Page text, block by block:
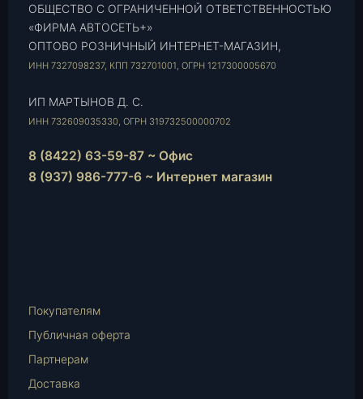
ОБЩЕСТВО С ОГРАНИЧЕННОЙ ОТВЕТСТВЕННОСТЬЮ
«ФИРМА АВТОСЕТЬ+»
ОПТОВО РОЗНИЧНЫЙ ИНТЕРНЕТ-МАГАЗИН,
ИНН 7327098237, КПП 732701001, ОГРН 1217300005670
ИП МАРТЫНОВ Д. С.
ИНН 732609035330, ОГРН 319732500000702
8 (8422) 63-59-87 ~ Офис
8 (937) 986-777-6 ~ Интернет магазин
Mail
Покупателям
Публичная оферта
Партнерам
Доставка